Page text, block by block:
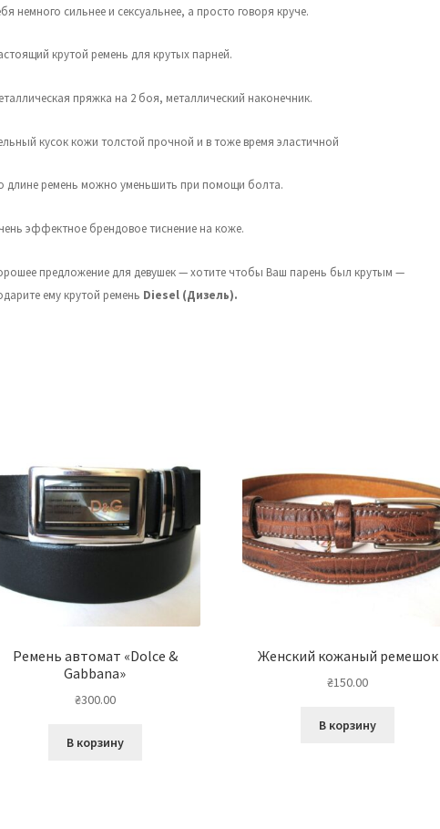
немного сильнее и сексуальнее, а просто говоря круче.
крутой ремень для крутых парней.
пряжка на 2 боя, металлический наконечник.
кусок кожи толстой прочной и в тоже время эластичной
длине ремень можно уменьшить при помощи болта.
эффектное брендовое тиснение на коже.
предложение для девушек — хотите чтобы Ваш парень был крутым —
ему крутой ремень Diesel (Дизель).
Ремень автомат «Dolce &
Gabbana»
₴300.00
В корзину
Женский кожаный ремешок
₴150.00
В корзину